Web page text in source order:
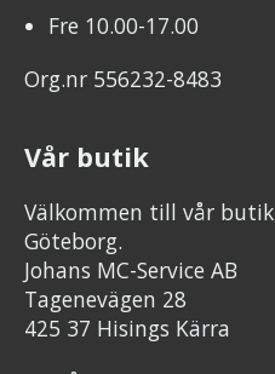
Fre 10.00-17.00
Org.nr 556232-8483
Vår butik
Välkommen till vår
Göteborg.
Johans MC-Service AB
Tagenevägen 28
425 37 Hisings Kärra